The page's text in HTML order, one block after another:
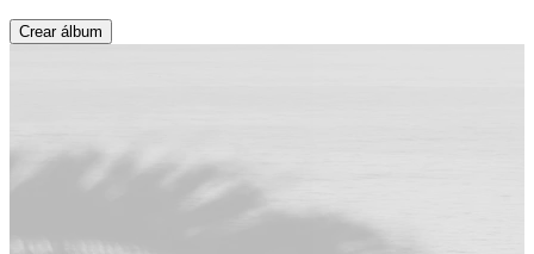
Crear álbum